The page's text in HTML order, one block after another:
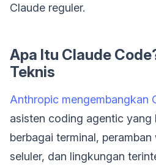
Claude reguler.
Apa Itu Claude
Teknis
Anthropic mengembangkan
asisten coding agentic yang
berbagai terminal,
seluler, dan lingkungan